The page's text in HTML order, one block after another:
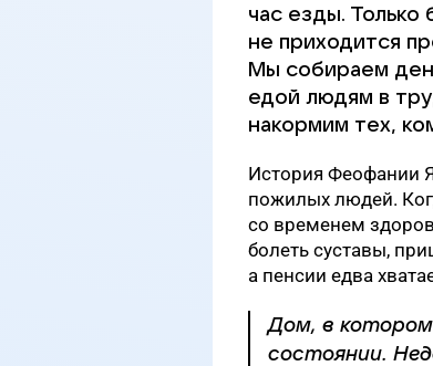
час езды.
не приходится
Мы собираем
едой людям в
накормим тех,
История Феофании
пожилых людей.
со временем
болеть суставы,
а пенсии едва
Дом, в
состоянии.